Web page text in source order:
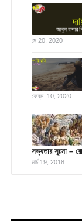
মে 20, 2020
ফেব্রু. 10, 2020
সভ্যতার সূচনা –
মার্চ 19, 2018